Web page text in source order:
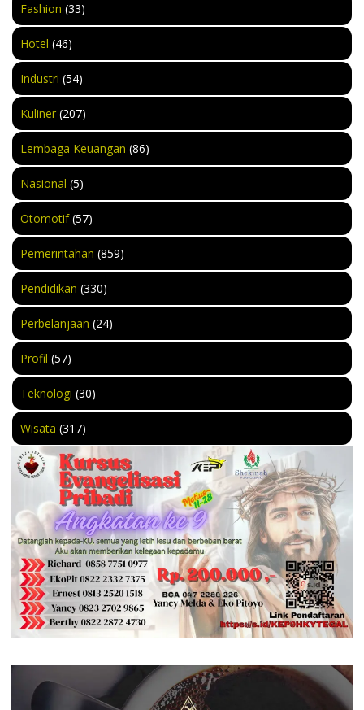
Fashion (33)
Hotel (46)
Industri (54)
Kuliner (207)
Lembaga Keuangan (86)
Nasional (5)
Otomotif(57)
Pemerintahan (859)
Pendidikan (330)
Perbelanjaan (24)
Profil (57)
Teknologi (30)
Wisata (317)